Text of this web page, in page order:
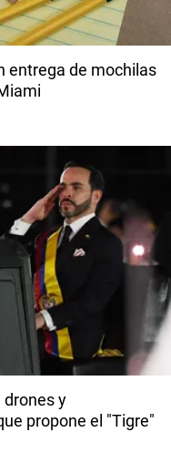
entrega de mochilas
drones y
propone el "Tigre"